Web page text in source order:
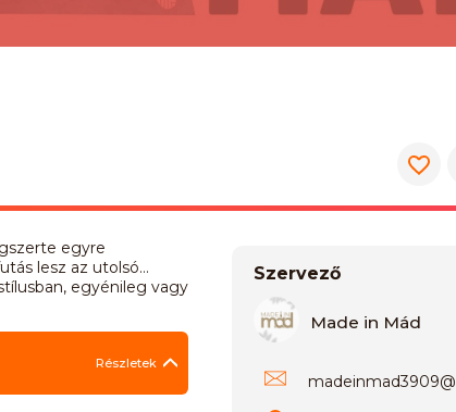
egyre
lesz az utolsó…
egyénileg vagy
Részletek
Szervező
Made in Mád
madeinmad3909@